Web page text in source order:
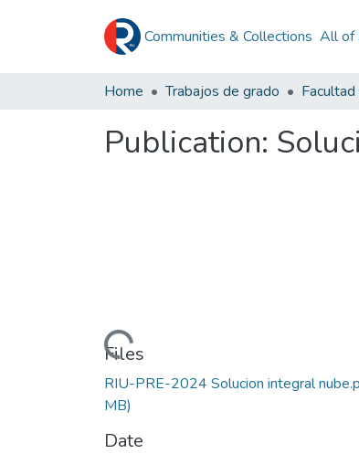
Communities & Collections All of
Home Trabajos de grado
Publication:
Loading...
Files
RIU-PRE-2024 Solucion integral
MB)
Date